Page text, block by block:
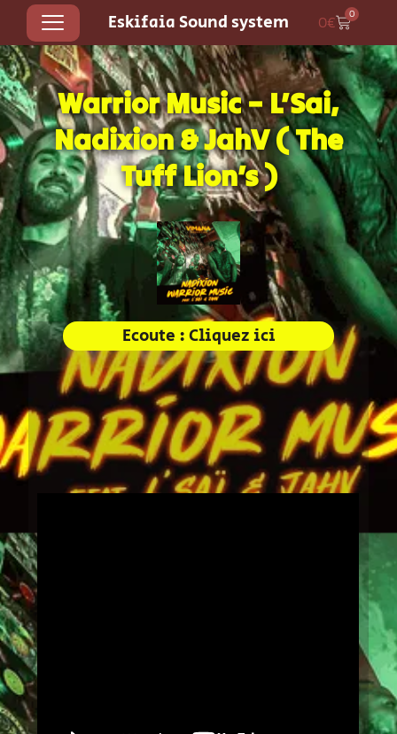
Eskifaia Sound system 0€ 0
Warrior Music – L’Sai,
Nadixion & JahV ( The
Tuff Lion’s )
Ecoute : Cliquez ici